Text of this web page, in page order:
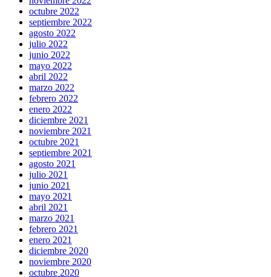
octubre 2022
septiembre 2022
agosto 2022
julio 2022
junio 2022
mayo 2022
abril 2022
marzo 2022
febrero 2022
enero 2022
diciembre 2021
noviembre 2021
octubre 2021
septiembre 2021
agosto 2021
julio 2021
junio 2021
mayo 2021
abril 2021
marzo 2021
febrero 2021
enero 2021
diciembre 2020
noviembre 2020
octubre 2020